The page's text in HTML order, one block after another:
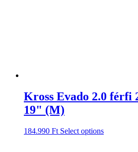
Kross Evado 2.0 férfi
19" (M)
184.990 Ft Select options